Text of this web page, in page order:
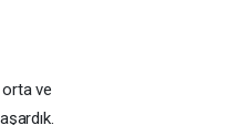
ve